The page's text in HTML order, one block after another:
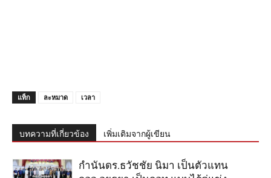
แท็ก ละหมาด เวลา
บทความที่เกี่ยวข้อง เพิ่มเติมจากผู้เขียน
กำนันดร.ธวัชชัย นิมา เป็นตัวแทน